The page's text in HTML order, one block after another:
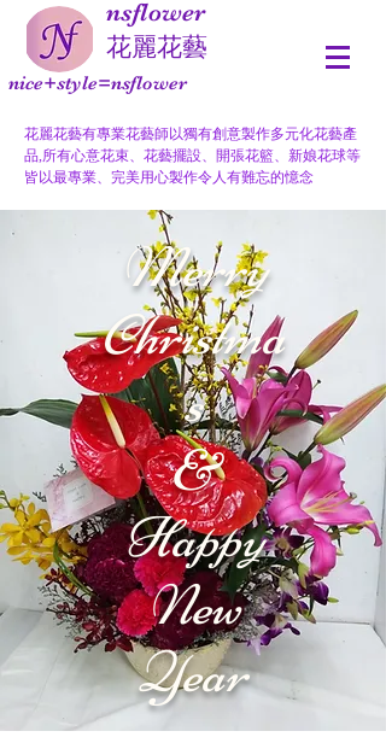
nsflower
​花麗花藝
nice+style=nsflower
花麗花藝有專業花藝師以獨有創意製作多元化花藝產
品,所有心意花束、花藝擺設、開張花籃、新娘花球等
皆以最專業、完美用心製作令人有難忘的憶念
Merry
Christma
s
&
Happy
New
Year